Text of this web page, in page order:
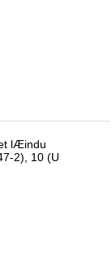
lÆindu
2), 10 (U